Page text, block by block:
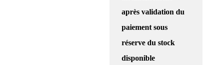
après validation du
paiement sous
réserve du stock
disponible